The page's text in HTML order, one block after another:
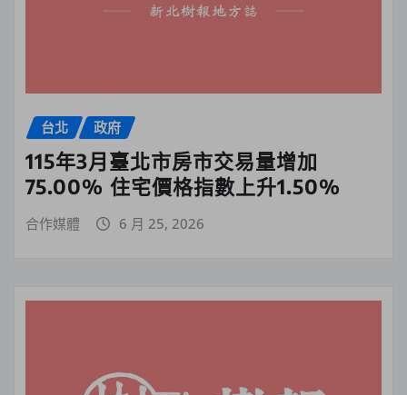
台北 政府
115年3月臺北市房市交易量增加
75.00% 住宅價格指數上升1.50%
合作媒體 6 月 25, 2026